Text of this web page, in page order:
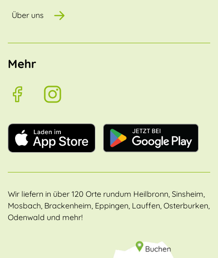
Über uns
Mehr
Wir liefern in über 120 Orte rundum Heilbronn, Sinsheim,
Mosbach, Brackenheim, Eppingen, Lauffen, Osterburken,
Odenwald und mehr!